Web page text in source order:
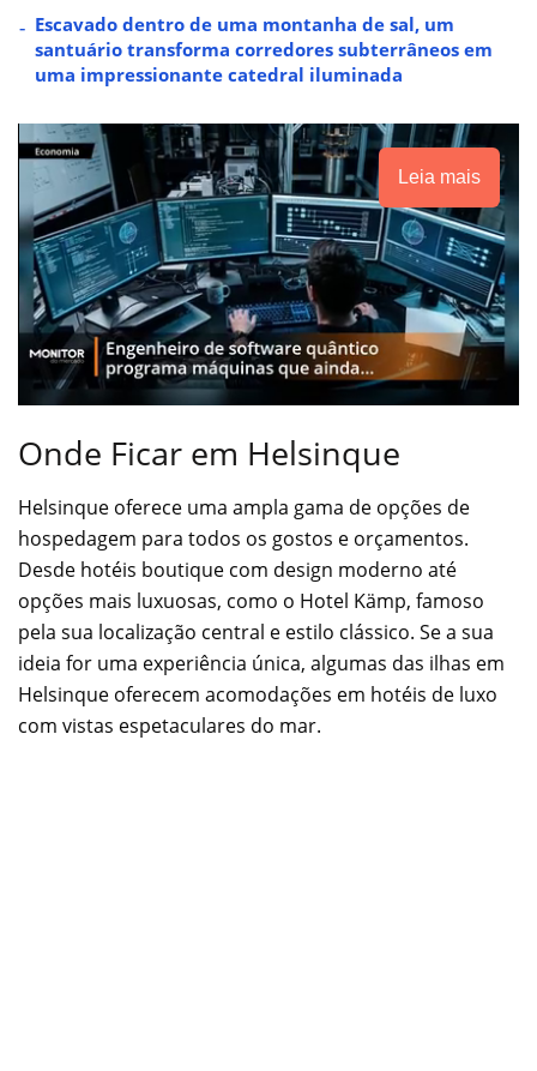
Escavado dentro de uma montanha de sal, um
santuário transforma corredores subterrâneos em
uma impressionante catedral iluminada
Leia mais
Onde Ficar em Helsinque
Helsinque oferece uma ampla gama de opções de
hospedagem para todos os gostos e orçamentos.
Desde hotéis boutique com design moderno até
opções mais luxuosas, como o Hotel Kämp, famoso
pela sua localização central e estilo clássico. Se a sua
ideia for uma experiência única, algumas das ilhas em
Helsinque oferecem acomodações em hotéis de luxo
com vistas espetaculares do mar.